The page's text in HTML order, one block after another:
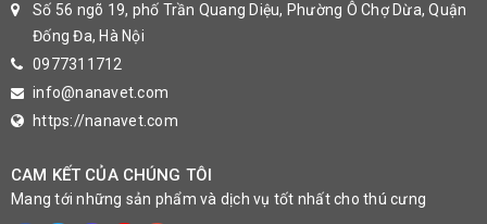
+ HSD: ghi trên bao bì.
Số 56 ngõ 19, phố Trần Quang Diệu, Phường Ô Chợ Dừa, Quận
Đống Đa, Hà Nội
0977311712
info@nanavet.com
https://nanavet.com
CAM KẾT CỦA CHÚNG TÔI
Mang tới những sản phẩm và dịch vụ tốt nhất cho thú cưng